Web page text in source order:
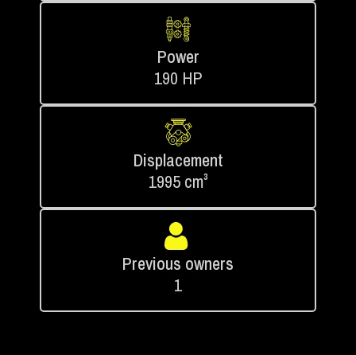
Power
190 HP
Displacement
1995 cm³
Previous owners
1